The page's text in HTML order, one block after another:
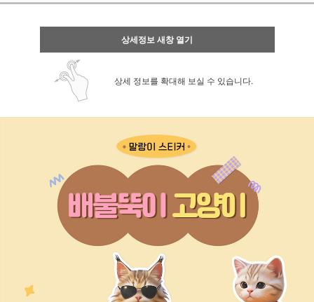
상세정보 새창 열기
상세 정보를 확대해 보실 수 있습니다.